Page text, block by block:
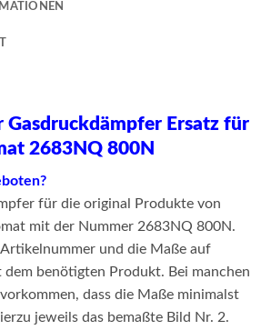
Gasdruckdämpfer Ersatz für
2683NQ 800N
für die original Produkte von
mit der Nummer 2683NQ 800N.
und die Maße auf
dem benötigten Produkt. Bei manchen
dass die Maße minimalst
jeweils das bemaßte Bild Nr. 2.